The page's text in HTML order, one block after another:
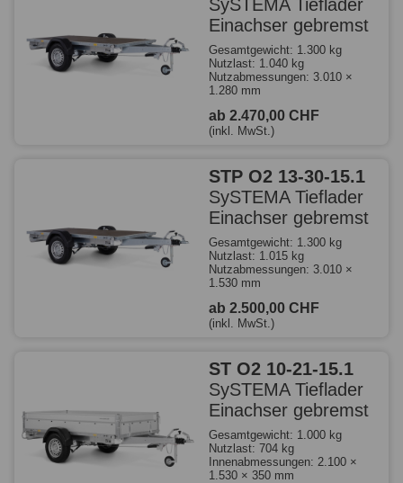
SySTEMA Tieflader
Einachser gebremst
Gesamtgewicht: 1.300 kg
Nutzlast: 1.040 kg
Nutzabmessungen: 3.010 ×
1.280 mm
ab 2.470,00 CHF
(inkl. MwSt.)
STP O2 13-30-15.1
SySTEMA Tieflader
Einachser gebremst
Gesamtgewicht: 1.300 kg
Nutzlast: 1.015 kg
Nutzabmessungen: 3.010 ×
1.530 mm
ab 2.500,00 CHF
(inkl. MwSt.)
ST O2 10-21-15.1
SySTEMA Tieflader
Einachser gebremst
Gesamtgewicht: 1.000 kg
Nutzlast: 704 kg
Innenabmessungen: 2.100 ×
1.530 × 350 mm